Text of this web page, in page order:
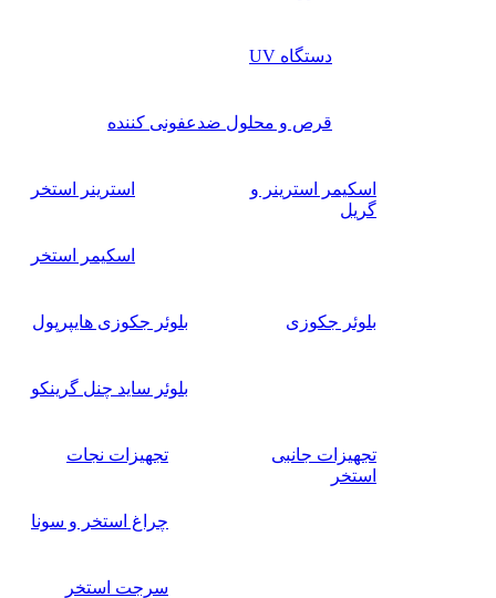
دستگاه UV
قرص و محلول ضدعفونی کننده
اسکیمر استرینر و
گریل
استرینر استخر
اسکیمر استخر
بلوئر جکوزی بلوئر جکوزی هایپرپول
بلوئر ساید چنل گرینکو
تجهیزات جانبی
استخر
تجهیزات نجات
چراغ استخر و سونا
سرجت استخر